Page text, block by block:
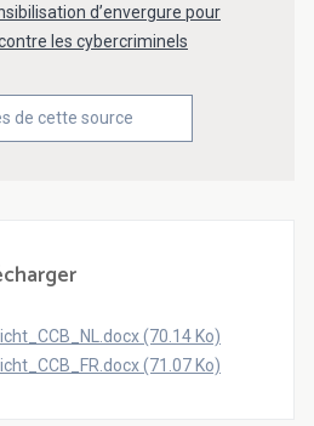
d’envergure pour
les cybercriminels
de cette source
(70.14 Ko)
(71.07 Ko)